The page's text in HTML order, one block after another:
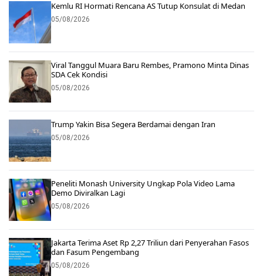
Kemlu RI Hormati Rencana AS Tutup Konsulat di Medan
05/08/2026
Viral Tanggul Muara Baru Rembes, Pramono Minta Dinas
SDA Cek Kondisi
05/08/2026
Trump Yakin Bisa Segera Berdamai dengan Iran
05/08/2026
Peneliti Monash University Ungkap Pola Video Lama
Demo Diviralkan Lagi
05/08/2026
Jakarta Terima Aset Rp 2,27 Triliun dari Penyerahan Fasos
dan Fasum Pengembang
05/08/2026